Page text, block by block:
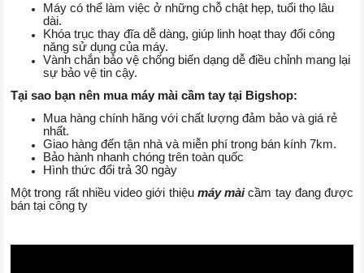
Máy có thể làm việc ở những chỗ chật hẹp, tuổi thọ lâu
dài.
Khóa trục thay đĩa dễ dàng, giúp linh hoạt thay đổi công
năng sử dụng của máy.
Vành chắn bảo vệ chống biến dạng dễ điều chỉnh mang lại
sự bảo vệ tin cậy.
Tại sao bạn nên mua máy mài cầm tay tại Bigshop:
Mua hàng chính hãng với chất lượng đảm bảo và giá rẻ
nhất.
Giao hàng đến tận nhà và miễn phí trong bán kính 7km.
Bảo hành nhanh chóng trên toàn quốc
Hình thức đổi trả 30 ngày
Một trong rất nhiều video giới thiệu máy màicầm tay đang được
bán tại công ty